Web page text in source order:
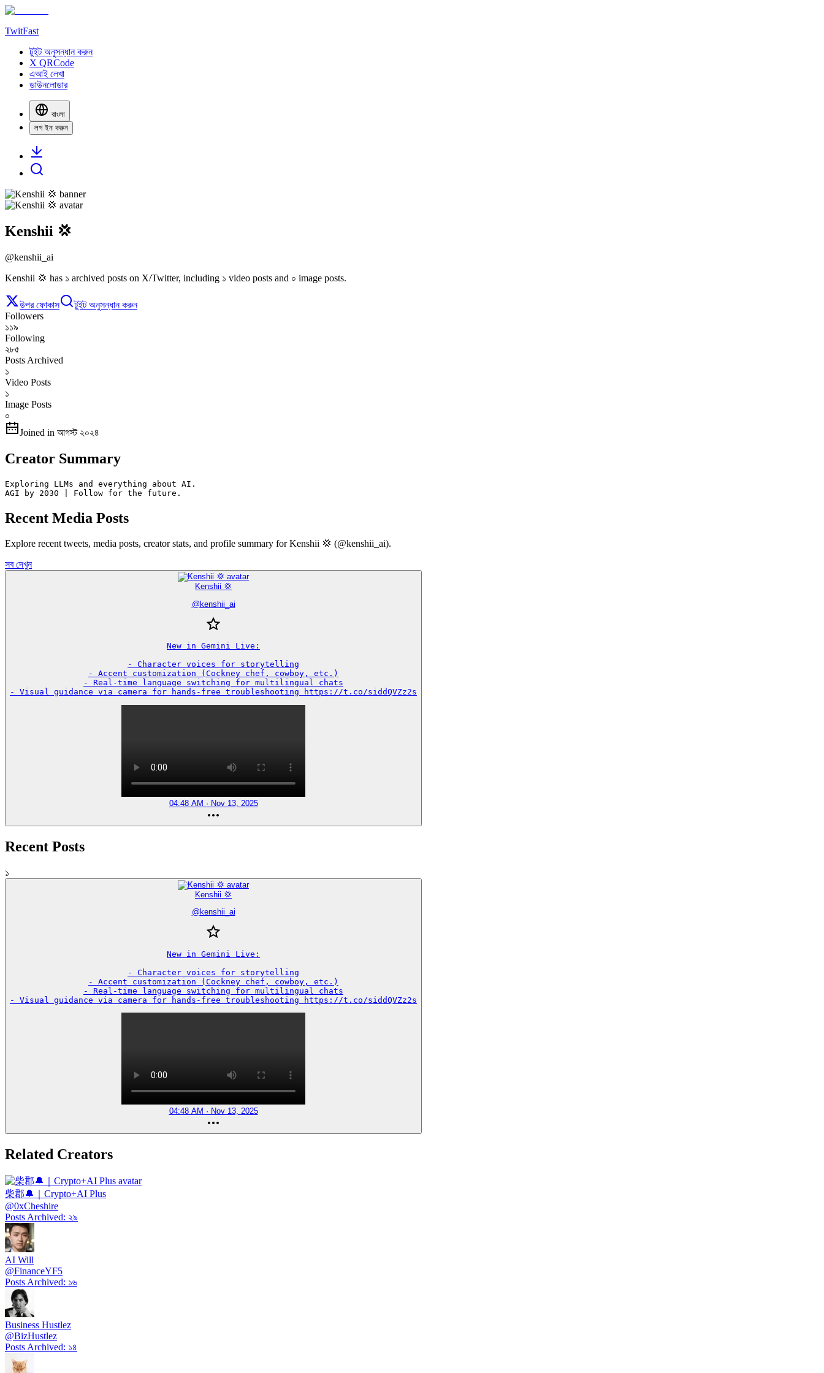
TwitFast
টুইট অনুসন্ধান করুন
X QRCode
এআই লেখা
ডাউনলোডার
বাংলা
লগ ইন করুন
Kenshii 💢
@kenshii_ai
Kenshii 💢 has ১ archived posts on X/Twitter, including ১ video posts and ০ image posts.
উপর ফোকাস
টুইট অনুসন্ধান করুন
Followers
১১৯
Following
২৮৫
Posts Archived
১
Video Posts
১
Image Posts
০
Joined in আগস্ট ২০২৪
Creator Summary
Exploring LLMs and everything about AI.
AGI by 2030 | Follow for the future.
Recent Media Posts
Explore recent tweets, media posts, creator stats, and profile summary for Kenshii 💢 (@kenshii_ai).
সব দেখুন
Kenshii 💢
@ kenshii_ai
New in Gemini Live:
- Character voices for storytelling
- Accent customization (Cockney chef, cowboy, etc.)
- Real-time language switching for multilingual chats
- Visual guidance via camera for hands-free troubleshooting https://t.co/siddQVZz2s
04:48 AM · Nov 13, 2025
Recent Posts
১
Kenshii 💢
@ kenshii_ai
New in Gemini Live:
- Character voices for storytelling
- Accent customization (Cockney chef, cowboy, etc.)
- Real-time language switching for multilingual chats
- Visual guidance via camera for hands-free troubleshooting https://t.co/siddQVZz2s
04:48 AM · Nov 13, 2025
Related Creators
柴郡🔔｜Crypto+AI Plus
@0xCheshire
Posts Archived: ২৯
AI Will
@FinanceYF5
Posts Archived: ১৬
Business Hustlez
@BizHustlez
Posts Archived: ১৪